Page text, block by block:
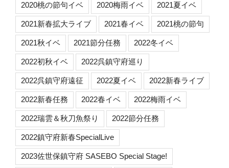
2020桃の節句イベ 2020梅雨イベ 2021夏イベ
2021新春拡大ライブ 2021春イベ 2021桃の節句
2021秋イベ 2021節分任務 2022冬イベ
2022初秋イベ 2022呉鎮守府巡り
2022呉鎮守府遠征 2022夏イベ 2022新春ライブ
2022新春任務 2022春イベ 2022梅雨イベ
2022瑞雲＆秋刀魚祭り 2022節分任務
2022鎮守府新春SpecialLive
2023佐世保鎮守府 SASEBO Special Stage!